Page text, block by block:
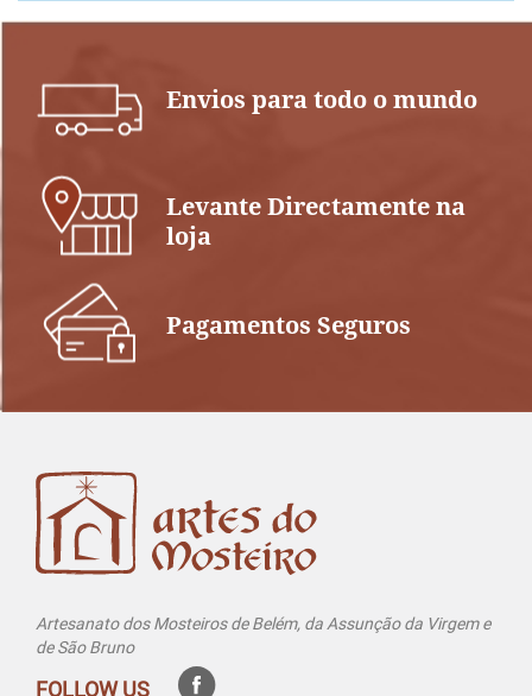
Envios para todo o mundo
Levante Directamente na
loja
Pagamentos Seguros
Artesanato dos Mosteiros de Belém, da Assunção da Virgem e
de São Bruno
FOLLOW US